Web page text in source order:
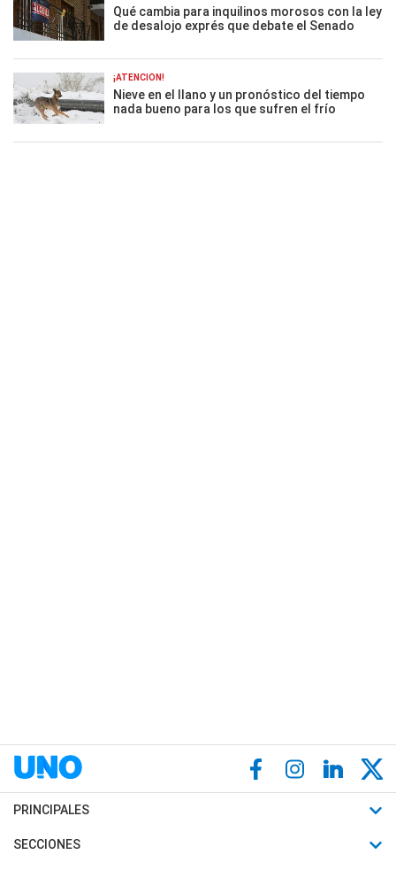
Qué cambia para inquilinos morosos con la ley
de desalojo exprés que debate el Senado
¡ATENCIÓN!
Nieve en el llano y un pronóstico del tiempo
nada bueno para los que sufren el frío
PRINCIPALES
Últimas Noticias
SECCIONES